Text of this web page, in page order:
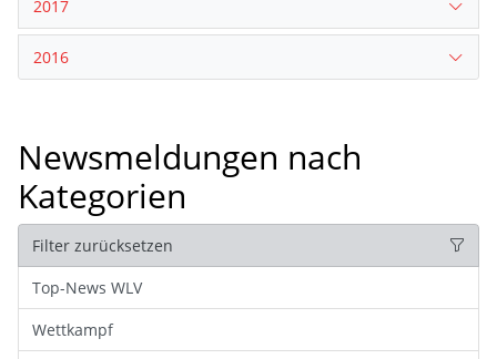
2017
2016
Newsmeldungen nach
Kategorien
Filter zurücksetzen
Top-News WLV
Wettkampf